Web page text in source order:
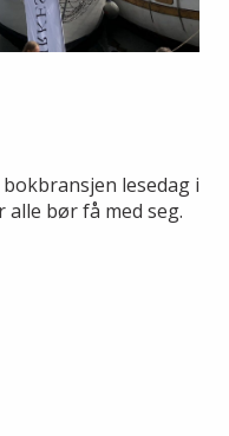
lesedag i
bør få med seg.